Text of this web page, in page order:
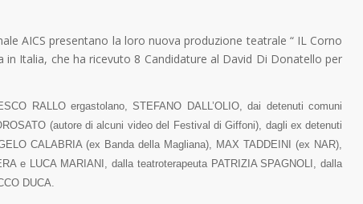
AICS presentano la loro nuova produzione teatrale “ IL Corno
Italia, che ha ricevuto 8 Candidature al David Di Donatello per
RALLO ergastolano, STEFANO DALL’OLIO, dai detenuti comuni
(autore di alcuni video del Festival di Giffoni), dagli ex detenuti
CALABRIA (ex Banda della Magliana), MAX TADDEINI (ex NAR),
e LUCA MARIANI, dalla teatroterapeuta PATRIZIA SPAGNOLI, dalla
DUCA.